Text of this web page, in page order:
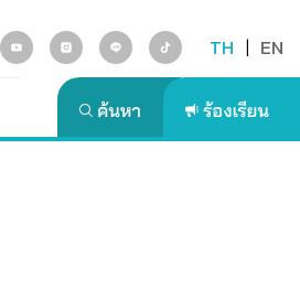
TH | EN